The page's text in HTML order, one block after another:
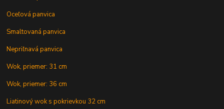
Oceľová panvica
Smaltovaná panvica
Nepriľnavá panvica
Wok, priemer: 31 cm
Wok, priemer: 36 cm
Liatinový wok s pokrievkou 32 cm